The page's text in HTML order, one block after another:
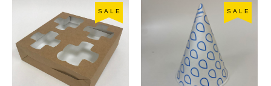
SALE SALE